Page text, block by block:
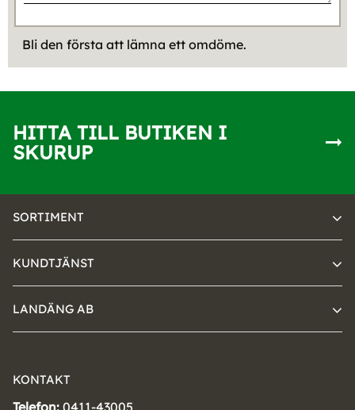
Bli den första att lämna ett omdöme.
HITTA TILL BUTIKEN I
SKURUP
SORTIMENT
KUNDTJÄNST
LANDÄNG AB
KONTAKT
Telefon: 0411-43005